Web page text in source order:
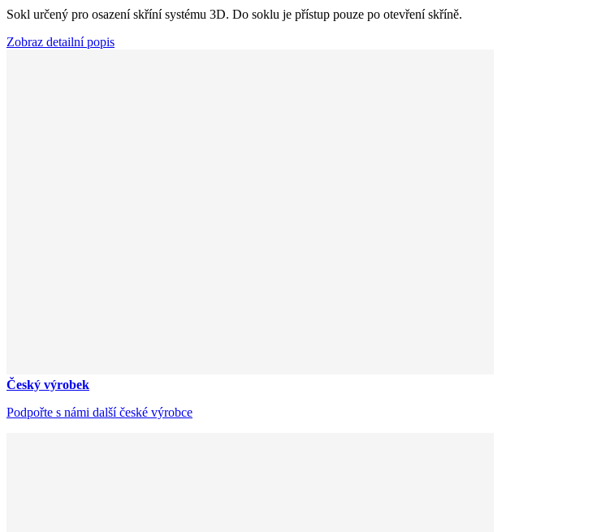
Sokl určený pro osazení skříní systému 3D. Do soklu je přístup pouze po otevření skříně.
Zobraz detailní popis
Český výrobek
Podpořte s námi další české výrobce